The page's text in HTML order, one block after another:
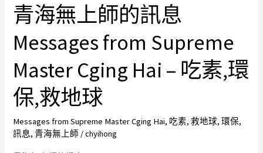
吃
環
保,
救
地
青海無上師的訊息
Messages from Supreme
Master Cging Hai – 吃素,環
保,救地球
Messages from Supreme Master Cging Hai, 吃素,救地球,環保,
訊息,青海無上師 /chyihong
青
海
無
師
的
訊
息
Messages
from